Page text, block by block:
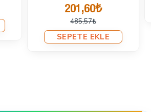
performansın korunmasına
Kullanımı:
SEPETE EKLE